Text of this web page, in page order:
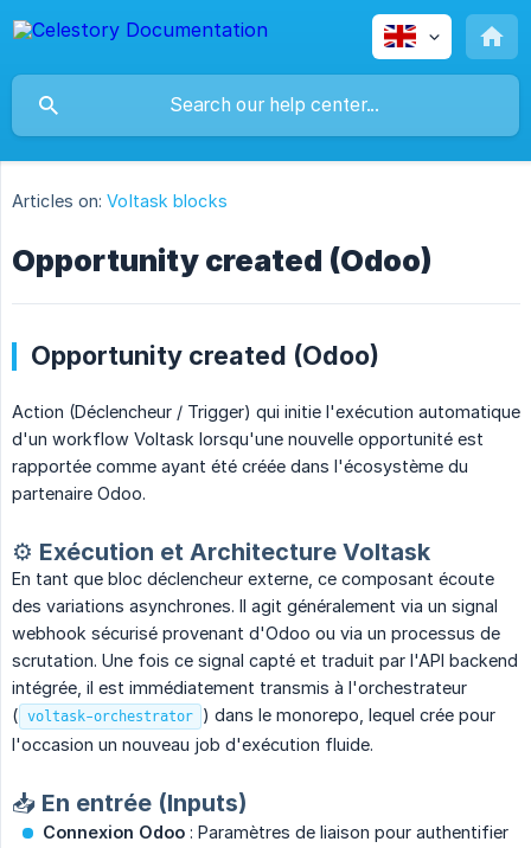
Articles on: Voltask blocks
Opportunity created (Odoo)
Opportunity created (Odoo)
Action (Déclencheur / Trigger) qui initie l'exécution automatique
d'un workflow Voltask lorsqu'une nouvelle opportunité est
rapportée comme ayant été créée dans l'écosystème du
partenaire Odoo.
⚙️ Exécution et Architecture Voltask
En tant que bloc déclencheur externe, ce composant écoute
des variations asynchrones. Il agit généralement via un signal
webhook sécurisé provenant d'Odoo ou via un processus de
scrutation. Une fois ce signal capté et traduit par l'API backend
intégrée, il est immédiatement transmis à l'orchestrateur
( voltask-orchestrator ) dans le monorepo, lequel crée pour
l'occasion un nouveau job d'exécution fluide.
📥 En entrée (Inputs)
Connexion Odoo : Paramètres de liaison pour authentifier